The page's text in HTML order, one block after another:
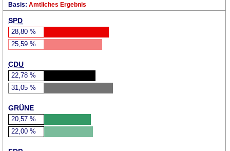
Basis: Amtliches Ergebnis
SPD
28,80 %
25,59 %
CDU
22,78 %
31,05 %
GRÜNE
20,57 %
22,00 %